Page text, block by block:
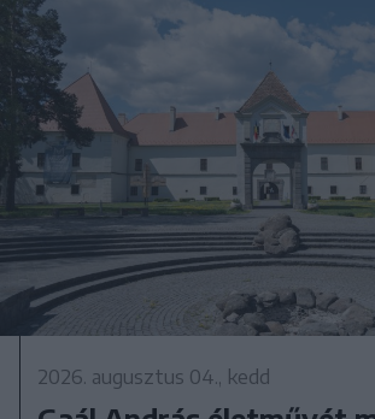
2026. augusztus 04., kedd